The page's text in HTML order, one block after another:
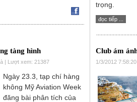
trọng.
đọc tiếp ...
tàng hình
| Lượt xem: 21387
Ngày 23.3, tạp chí hàng
không Mỹ Aviation Week
đăng bài phân tích của
Club ám
1/3/2012